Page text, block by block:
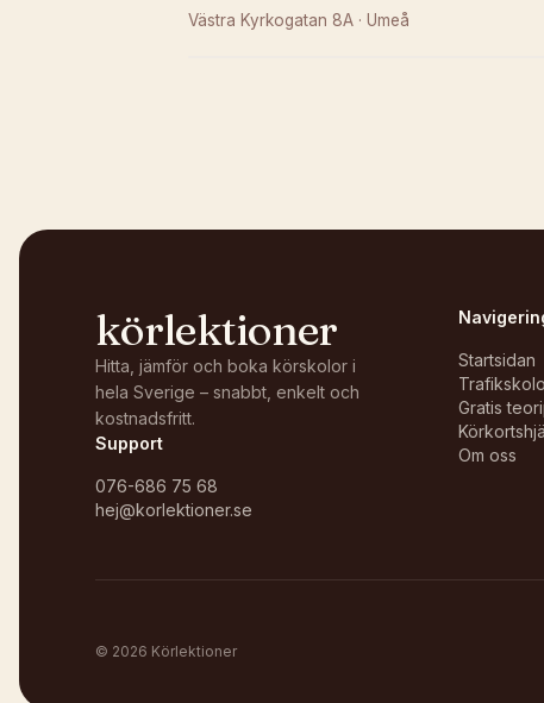
Västra Kyrkogatan 8A · Umeå
körlektioner
Hitta, jämför och boka körskolor i
hela Sverige – snabbt, enkelt och
kostnadsfritt.
Support
076-686 75 68
hej@korlektioner.se
Startsidan
Gratis
Om oss
© 2026 Körlektioner